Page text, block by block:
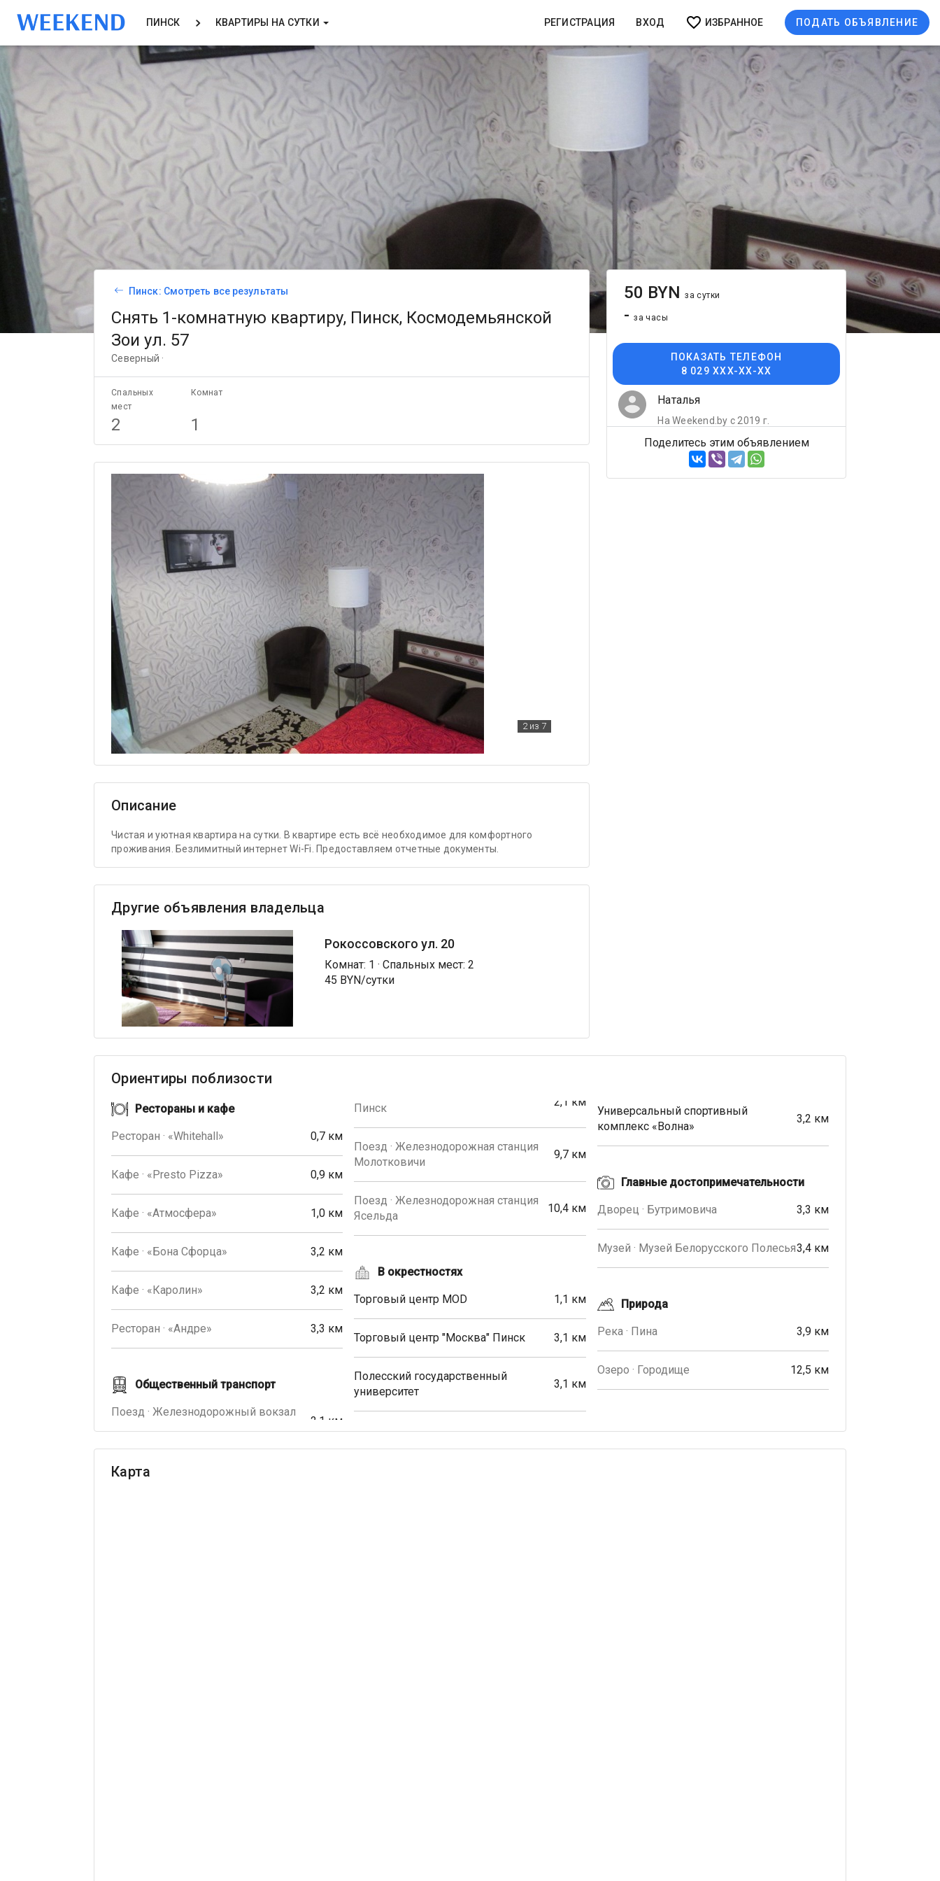
ПИНСК КВАРТИРЫ НА СУТКИ РЕГИСТРАЦИЯ ВХОД ИЗБРАННОЕ ПОДАТЬ ОБЪЯВЛЕНИЕ
Пинск: Смотреть все результаты
Снять 1-комнатную квартиру, Пинск, Космодемьянской
Зои ул. 57
Северный ·
Спальных
мест
Комнат
2 1
2из 7
Описание
Чистая и уютная квартира на сутки. В квартире есть всё необходимое для комфортного
проживания. Безлимитный интернет Wi-Fi. Предоставляем отчетные документы.
Другие объявления владельца
Рокоссовского ул. 20
Комнат: 1 · Спальных мест: 2
45 BYN/сутки
50 BYNза сутки
-за часы
ПОКАЗАТЬ ТЕЛЕФОН
8 029 XXX-XX-XX
Наталья
На Weekend.by с 2019 г.
Поделитесь этим объявлением
Ориентиры поблизости
Рестораны и кафе
Ресторан · «Whitehall» 0,7 км
Кафе · «Presto Pizza» 0,9 км
Кафе · «Атмосфера» 1,0 км
Кафе · «Бона Сфорца» 3,2 км
Кафе · «Каролин» 3,2 км
Ресторан · «Андре» 3,3 км
Общественный транспорт
Поезд · Железнодорожный вокзал
Пинск 2,1 км
Поезд · Железнодорожная станция
Молотковичи
9,7 км
Поезд · Железнодорожная станция
Ясельда
10,4 км
В окрестностях
Торговый центр MOD 1,1 км
Торговый центр "Москва" Пинск 3,1 км
Полесский государственный
университет
3,1 км
Универсальный спортивный
комплекс «Волна»
3,2 км
Главные достопримечательности
Дворец · Бутримовича 3,3 км
Музей · Музей Белорусского Полесья3,4 км
Природа
Река · Пина 3,9 км
Озеро · Городище 12,5 км
Карта